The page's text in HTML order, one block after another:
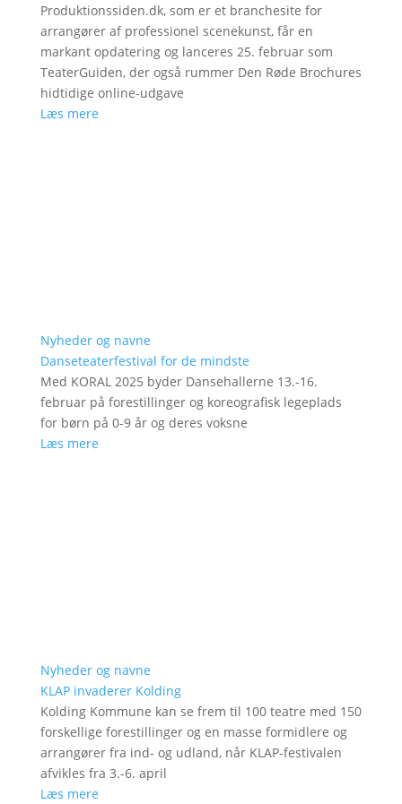
Produktionssiden.dk, som er et branchesite for
arrangører af professionel scenekunst, får en
markant opdatering og lanceres 25. februar som
TeaterGuiden, der også rummer Den Røde Brochures
hidtidige online-udgave
Læs mere
Nyheder og navne
Danseteaterfestival for de mindste
Med KORAL 2025 byder Dansehallerne 13.-16.
februar på forestillinger og koreografisk legeplads
for børn på 0-9 år og deres voksne
Læs mere
Nyheder og navne
KLAP invaderer Kolding
Kolding Kommune kan se frem til 100 teatre med 150
forskellige forestillinger og en masse formidlere og
arrangører fra ind- og udland, når KLAP-festivalen
afvikles fra 3.-6. april
Læs mere